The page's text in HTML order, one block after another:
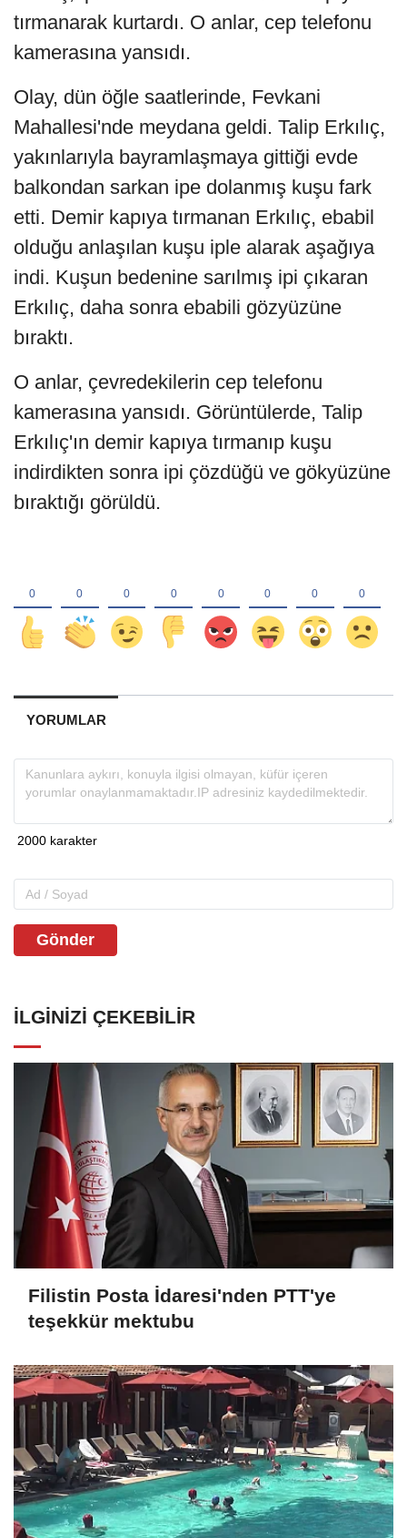
tırmanarak kurtardı. O anlar, cep telefonu
kamerasına yansıdı.
Olay, dün öğle saatlerinde, Fevkani
Mahallesi'nde meydana geldi. Talip Erkılıç,
yakınlarıyla bayramlaşmaya gittiği evde
balkondan sarkan ipe dolanmış kuşu fark
etti. Demir kapıya tırmanan Erkılıç, ebabil
olduğu anlaşılan kuşu iple alarak aşağıya
indi. Kuşun bedenine sarılmış ipi çıkaran
Erkılıç, daha sonra ebabili gözyüzüne
bıraktı.
O anlar, çevredekilerin cep telefonu
kamerasına yansıdı. Görüntülerde, Talip
Erkılıç'ın demir kapıya tırmanıp kuşu
indirdikten sonra ipi çözdüğü ve gökyüzüne
bıraktığı görüldü.
YORUMLAR
Gönder
İLGINIZI ÇEKEBILIR
Filistin Posta İdaresi'nden PTT'ye
teşekkür mektubu